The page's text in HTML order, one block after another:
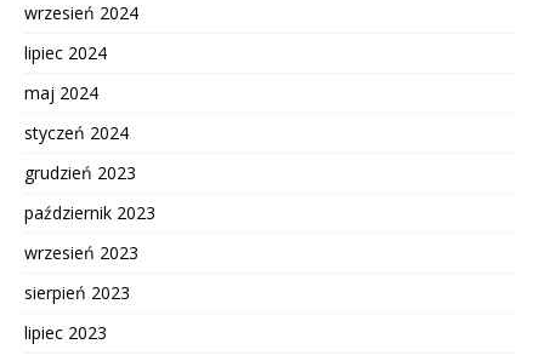
wrzesień 2024
lipiec 2024
maj 2024
styczeń 2024
grudzień 2023
październik 2023
wrzesień 2023
sierpień 2023
lipiec 2023